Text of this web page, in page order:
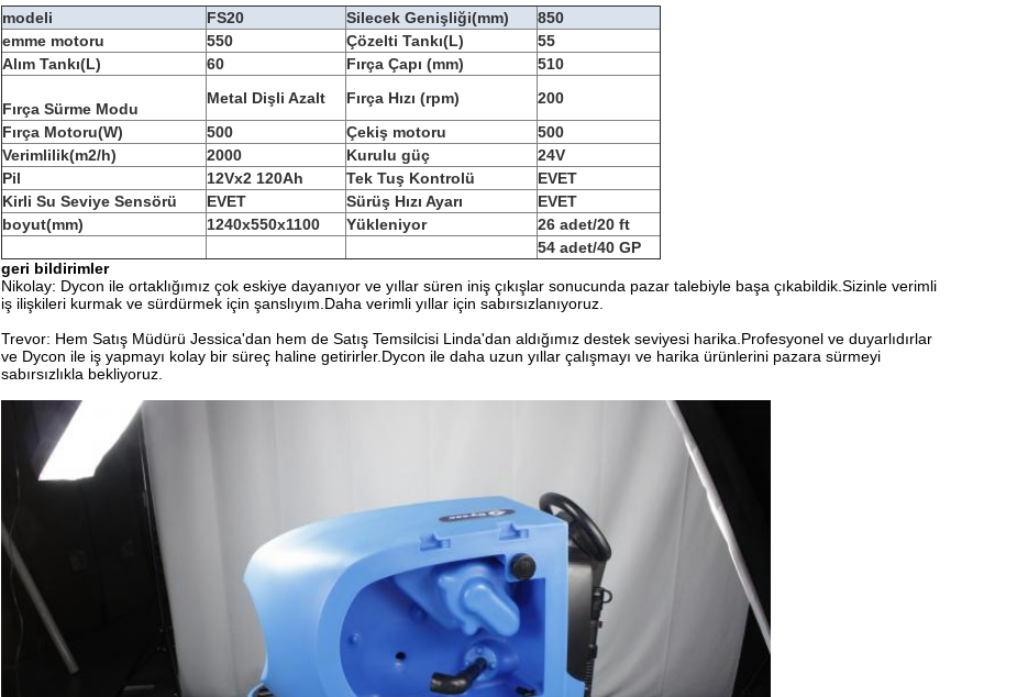
modeli FS20 Silecek Genişliği(mm)
850
emme motoru
550 Çözelti Tankı(L)
55
Alım Tankı(L)
60 Fırça Çapı (mm) 510
Fırça Sürme Modu
Metal Dişli Azalt Fırça Hızı (rpm)
200
Fırça Motoru(W)
500 Çekiş motoru
500
Verimlilik(m2/h)
2000 Kurulu güç
24V
Pil
12Vx2 120Ah Tek Tuş Kontrolü
EVET
Kirli Su Seviye Sensörü
EVET Sürüş Hızı Ayarı
EVET
boyut(mm)
1240x550x1100 Yükleniyor
26 adet/20 ft
54 adet/40 GP
geri bildirimler
Nikolay: Dycon ile ortaklığımız çok eskiye dayanıyor ve yıllar süren iniş çıkışlar sonucunda pazar talebiyle başa çıkabildik.Sizinle verimli
iş ilişkileri kurmak ve sürdürmek için şanslıyım.Daha verimli yıllar için sabırsızlanıyoruz.
Trevor: Hem Satış Müdürü Jessica'dan hem de Satış Temsilcisi Linda'dan aldığımız destek seviyesi harika.Profesyonel ve duyarlıdırlar
ve Dycon ile iş yapmayı kolay bir süreç haline getirirler.Dycon ile daha uzun yıllar çalışmayı ve harika ürünlerini pazara sürmeyi
sabırsızlıkla bekliyoruz.